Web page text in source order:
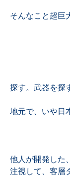
そんなこと超巨
探す。武器を探
地元で、いや日
他人が開発した
注視して、客層